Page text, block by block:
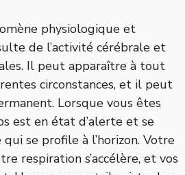
physiologique et
de l’activité cérébrale et
Il peut apparaître à tout
circonstances, et il peut
Lorsque vous êtes
est en état d’alerte et se
se profile à l’horizon. Votre
respiration s’accélère, et vos